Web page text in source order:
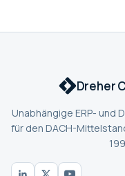
Dreher
Unabhängige ERP- und
für den DACH-